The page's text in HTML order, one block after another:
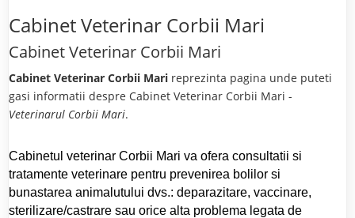
Cabinet Veterinar Corbii Mari
Cabinet Veterinar Corbii Mari
Cabinet Veterinar Corbii Mari reprezinta pagina unde puteti
gasi informatii despre Cabinet Veterinar Corbii Mari -
Veterinarul Corbii Mari.
Cabinetul veterinar Corbii Mari va ofera consultatii si
tratamente veterinare pentru prevenirea bolilor si
bunastarea animalutului dvs.: deparazitare, vaccinare,
sterilizare/castrare sau orice alta problema legata de